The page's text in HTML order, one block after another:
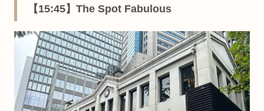
【15:45】The Spot Fabulous